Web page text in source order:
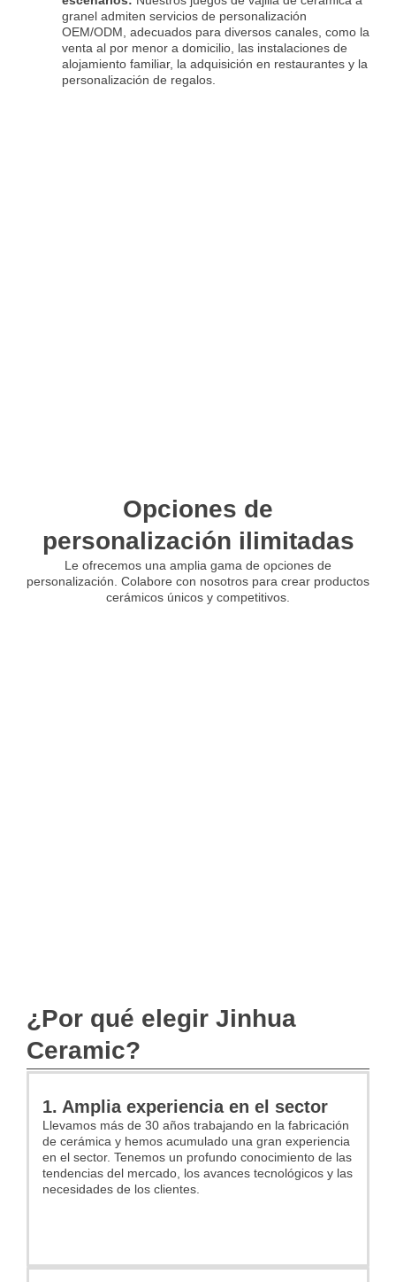
granel admiten servicios de personalización
OEM/ODM, adecuados para diversos canales, como la
venta al por menor a domicilio, las instalaciones de
alojamiento familiar, la adquisición en restaurantes y la
personalización de regalos.
Opciones de
personalización ilimitadas
Le ofrecemos una amplia gama de opciones de
personalización. Colabore con nosotros para crear productos
cerámicos únicos y competitivos.
¿Por qué elegir Jinhua
Ceramic?
1. Amplia experiencia en el sector
Llevamos más de 30 años trabajando en la fabricación
de cerámica y hemos acumulado una gran experiencia
en el sector. Tenemos un profundo conocimiento de las
tendencias del mercado, los avances tecnológicos y las
necesidades de los clientes.